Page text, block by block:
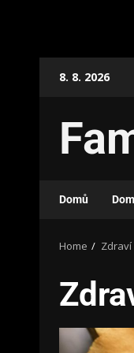
8. 8. 2026
Domů
Home Zdraví